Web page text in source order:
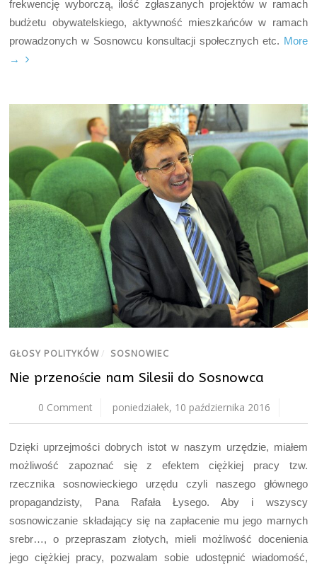
frekwencję wyborczą, ilość zgłaszanych projektów w ramach
budżetu obywatelskiego, aktywność mieszkańców w ramach
prowadzonych w Sosnowcu konsultacji społecznych etc. More
→
GŁOSY POLITYKÓW / SOSNOWIEC
Nie przenoście nam Silesii do Sosnowca
0 Comment poniedziałek, 10 października 2016
Dzięki uprzejmości dobrych istot w naszym urzędzie, miałem
możliwość zapoznać się z efektem ciężkiej pracy tzw.
rzecznika sosnowieckiego urzędu czyli naszego głównego
propagandzisty, Pana Rafała Łysego. Aby i wszyscy
sosnowiczanie składający się na zapłacenie mu jego marnych
srebr…, o przepraszam złotych, mieli możliwość docenienia
jego ciężkiej pracy, pozwalam sobie udostępnić wiadomość,